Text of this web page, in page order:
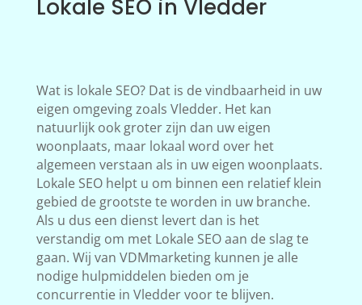
Lokale SEO in Vledder
Wat is lokale SEO? Dat is de vindbaarheid in uw
eigen omgeving zoals Vledder. Het kan
natuurlijk ook groter zijn dan uw eigen
woonplaats, maar lokaal word over het
algemeen verstaan als in uw eigen woonplaats.
Lokale SEO helpt u om binnen een relatief klein
gebied de grootste te worden in uw branche.
Als u dus een dienst levert dan is het
verstandig om met Lokale SEO aan de slag te
gaan. Wij van VDMmarketing kunnen je alle
nodige hulpmiddelen bieden om je
concurrentie in Vledder voor te blijven.